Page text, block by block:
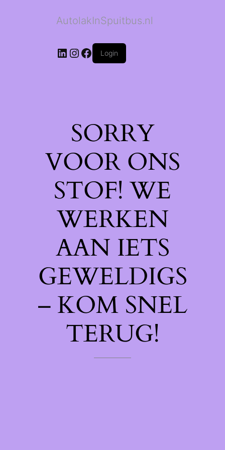
AutolakInSpuitbus.nl
LinkedIn
Instagram
Facebook
Login
SORRY
VOOR ONS
STOF! WE
WERKEN
AAN IETS
GEWELDIGS
– KOM SNEL
TERUG!